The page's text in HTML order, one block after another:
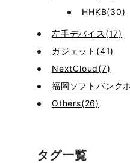
HHKB(30)
左手デバイス(17)
ガジェット(41)
NextCloud(7)
福岡ソフトバンク
Others(26)
タグ一覧